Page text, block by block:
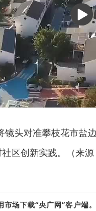
播
放
镜头对准攀枝花市
区创新实践。（来
市场下载“央广网”客户端